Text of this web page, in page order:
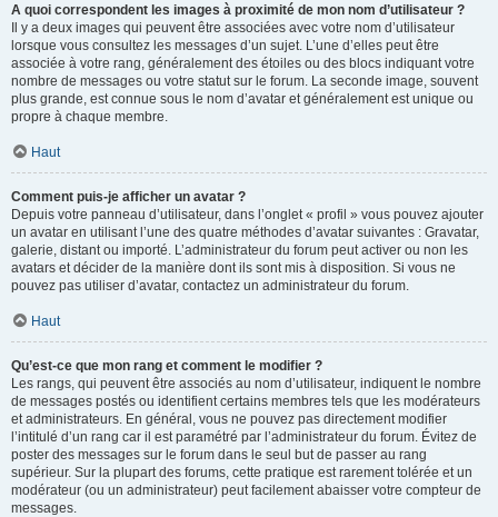
A quoi correspondent les images à proximité de mon nom d’utilisateur ?
Il y a deux images qui peuvent être associées avec votre nom d’utilisateur
lorsque vous consultez les messages d’un sujet. L’une d’elles peut être
associée à votre rang, généralement des étoiles ou des blocs indiquant votre
nombre de messages ou votre statut sur le forum. La seconde image, souvent
plus grande, est connue sous le nom d’avatar et généralement est unique ou
propre à chaque membre.
Haut
Comment puis-je afficher un avatar ?
Depuis votre panneau d’utilisateur, dans l’onglet « profil » vous pouvez ajouter
un avatar en utilisant l’une des quatre méthodes d’avatar suivantes : Gravatar,
galerie, distant ou importé. L’administrateur du forum peut activer ou non les
avatars et décider de la manière dont ils sont mis à disposition. Si vous ne
pouvez pas utiliser d’avatar, contactez un administrateur du forum.
Haut
Qu’est-ce que mon rang et comment le modifier ?
Les rangs, qui peuvent être associés au nom d’utilisateur, indiquent le nombre
de messages postés ou identifient certains membres tels que les modérateurs
et administrateurs. En général, vous ne pouvez pas directement modifier
l’intitulé d’un rang car il est paramétré par l’administrateur du forum. Évitez de
poster des messages sur le forum dans le seul but de passer au rang
supérieur. Sur la plupart des forums, cette pratique est rarement tolérée et un
modérateur (ou un administrateur) peut facilement abaisser votre compteur de
messages.